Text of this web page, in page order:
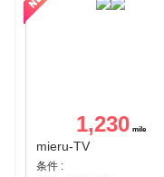
1,230
mieru-TV
条件 :